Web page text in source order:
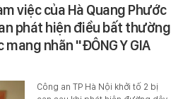
việc của Hà Quang Phước
phát hiện điều bất thường
nhãn "ĐÔNG Y GIA
Công an TP Hà Nội khởi tố 2 bị